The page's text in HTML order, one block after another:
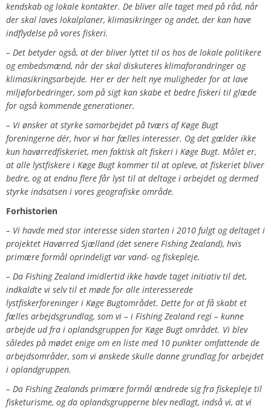
kendskab og lokale kontakter. De bliver alle taget med på råd, når
der skal laves lokalplaner, klimasikringer og andet, der kan have
indflydelse på vores fiskeri.
– Det betyder også, at der bliver lyttet til os hos de lokale politikere
og embedsmænd, når der skal diskuteres klimaforandringer og
klimasikringsarbejde. Her er der helt nye muligheder for at lave
miljøforbedringer, som på sigt kan skabe et bedre fiskeri til glæde
for også kommende generationer.
– Vi ønsker at styrke samarbejdet på tværs af Køge Bugt
foreningerne dér, hvor vi har fælles interesser. Og det gælder ikke
kun havørredfiskeriet, men faktisk alt fiskeri i Køge Bugt. Målet er,
at alle lystfiskere i Køge Bugt kommer til at opleve, at fiskeriet bliver
bedre, og at endnu flere får lyst til at deltage i arbejdet og dermed
styrke indsatsen i vores geografiske område.
Forhistorien
– Vi havde med stor interesse siden starten i 2010 fulgt og deltaget i
projektet Havørred Sjælland (det senere Fishing Zealand), hvis
primære formål oprindeligt var vand- og fiskepleje.
– Da Fishing Zealand imidlertid ikke havde taget initiativ til det,
indkaldte vi selv til et møde for alle interesserede
lystfiskerforeninger i Køge Bugtområdet. Dette for at få skabt et
fælles arbejdsgrundlag, som vi – i Fishing Zealand regi – kunne
arbejde ud fra i oplandsgruppen for Køge Bugt området. Vi blev
således på mødet enige om en liste med 10 punkter omfattende de
arbejdsområder, som vi ønskede skulle danne grundlag for arbejdet
i oplandgruppen.
– Da Fishing Zealands primære formål ændrede sig fra fiskepleje til
fisketurisme, og da oplandsgrupperne blev nedlagt, indså vi, at vi